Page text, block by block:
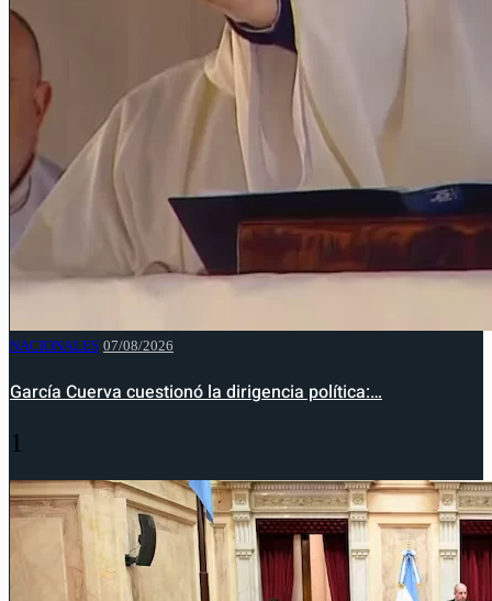
NACIONALES 07/08/2026
García Cuerva cuestionó la dirigencia política:…
1